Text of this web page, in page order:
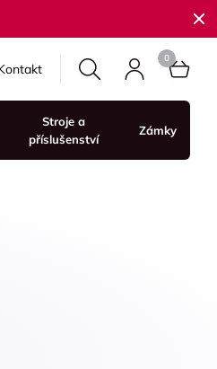
Stroje a
příslušenství
Zámky